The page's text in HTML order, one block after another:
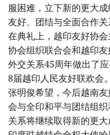
服困难，立下新的更大
友好、团结与全面合作关
在典礼上，越印友好协
协会组织联合会和越印
外交关系45周年做出了
8届越印人民友好联欢会。
张明俊希望，今后越南
会与全印和平与团结组
关系将继续取得新的更大